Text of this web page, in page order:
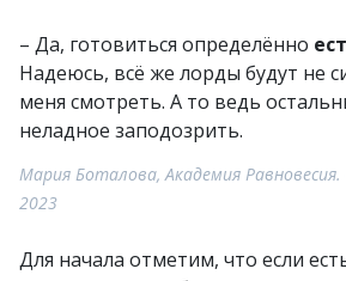
– Да, готовиться определённо
Надеюсь, всё же лорды будут не
меня смотреть. А то ведь
неладное заподозрить.
Мария Боталова, Академия
2023
Для начала отметим, что если